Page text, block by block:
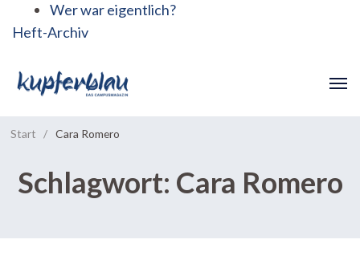
Wer war eigentlich?
Heft-Archiv
Start / Cara Romero
Schlagwort: Cara Romero